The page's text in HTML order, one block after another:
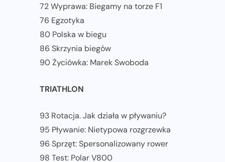
72 Wyprawa: Biegamy na torze F1
76 Egzotyka
80 Polska w biegu
86 Skrzynia biegów
90 Życiówka: Marek Swoboda
TRIATHLON
93 Rotacja. Jak działa w pływaniu?
95 Pływanie: Nietypowa rozgrzewka
96 Sprzęt: Spersonalizowany rower
98 Test: Polar V800